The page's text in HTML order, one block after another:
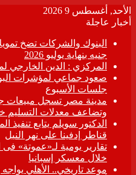
الأحد, أغسطس 9 2026
أخبار عاجلة
جنيه بنهاية يوليو 2026
المركزي : الدين الخارجي لمصر يسجل
صعود جماعي لمؤشرات
جلسات الأسبوع
وتضاعف معدلات التسليم
الدكتور سويلم يتابع تنفيذ
قناطر إدفينا على نهر النيل
تقارير يومية لـ«عموتة»
خلال معسكر إسبانيا